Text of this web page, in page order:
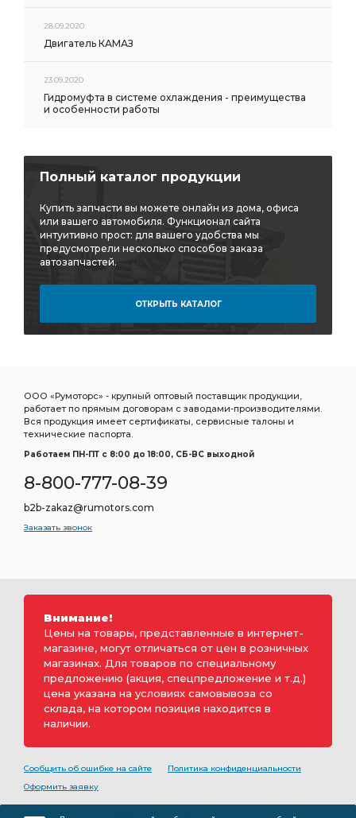
28.09.2020
Двигатель КАМАЗ
23.09.2020
Гидромуфта в системе охлаждения - преимущества
и особенности работы
Полный каталог продукции
Купить запчасти вы можете онлайн из дома, офиса
или вашего автомобиля. Функционал сайта
интуитивно прост: для вашего удобства мы
предусмотрели несколько способов заказа
автозапчастей.
ОТКРЫТЬ КАТАЛОГ
ООО «Румоторс» - крупный оптовый поставщик продукции,
работает по прямым договорам с заводами-производителями.
Вся продукция имеет сертификаты, сервисные талоны и
технические паспорта.
Работаем ПН-ПТ c 8:00 до 18:00, СБ-ВС выходной
8-800-777-08-39
b2b-zakaz@rumotors.com
Заказать звонок
Внимание!
Цены на товары, представленные в интернет-
магазине, могут отличаться от цен в розничных
магазинах. Для товаров по специальному
предложению (акция, спецпредложение и т.д.)
цена указана на условиях самовывоза со
склада, на котором позиция находится в
наличии.
Сообщить об ошибке на сайте
Политика конфиденциальности
Оформить заявку